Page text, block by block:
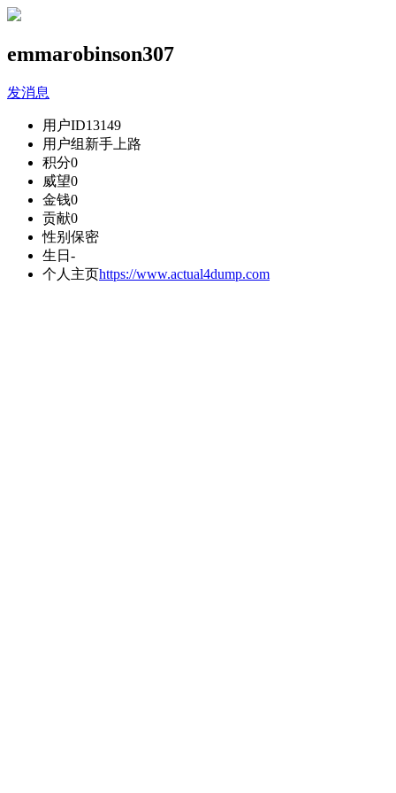
emmarobinson307
发消息
用户ID13149
用户组 新手上路
积分0
威望0
金钱0
贡献0
性别 保密
生日 -
个人主页https://www.actual4dump.com